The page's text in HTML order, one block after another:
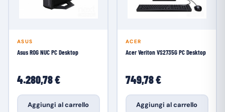
ASUS
Asus ROG NUC PC Desktop
4.280,78 €
Aggiungi al carrello
ACER
Acer Veriton VS2735G PC Desktop
749,78 €
Aggiungi al carrello